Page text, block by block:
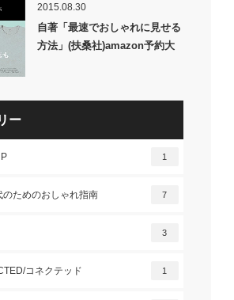
2015.08.30
自著「最速でおしゃれに見せる
方法」(扶桑社)amazon予約大
ー
1
ためのおしゃれ指南 7
3
コネクテッド 1